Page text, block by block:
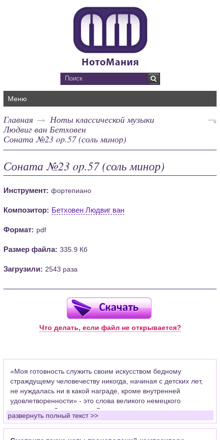
Меню
Главная
Ноты классической музыки
Людвиг ван Бетховен
Соната №23 op.57 (соль минор)
Соната №23 op.57 (соль минор)
Инструмент: фортепиано
Композитор: Бетховен Людвиг ван
Формат: pdf
Размер файла: 335.9 Кб
Загрузили: 2543 раза
Что делать, если файл не открывается?
«Моя готовность служить своим искусством бедному
страждущему человечеству никогда, начиная с детских лет,
не нуждалась ни в какой награде, кроме внутренней
удовлетворенности» - это слова великого немецкого
композитора Людвига ван Бетховена.
Уже в 7 лет он начал выступать как клавесинист. С 11-и лет -
помощник органиста капеллы. В 1782 г. Было издано первое
развернуть полный текст >>